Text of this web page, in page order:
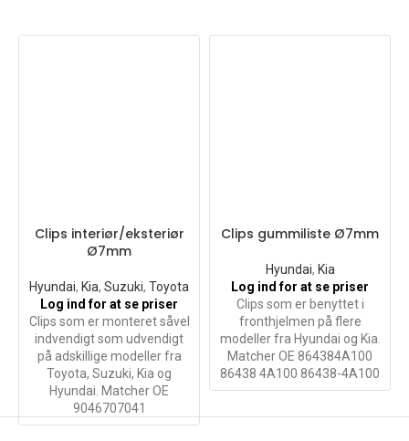
Clips interiør/eksteriør
Ø7mm
Hyundai, Kia, Suzuki, Toyota
Log ind for at se priser
Clips som er monteret såvel
indvendigt som udvendigt
på adskillige modeller fra
Toyota, Suzuki, Kia og
Hyundai. Matcher OE
9046707041
Clips gummiliste Ø7mm
Hyundai, Kia
Log ind for at se priser
Clips som er benyttet i
fronthjelmen på flere
modeller fra Hyundai og Kia.
Matcher OE 864384A100
86438 4A100 86438-4A100